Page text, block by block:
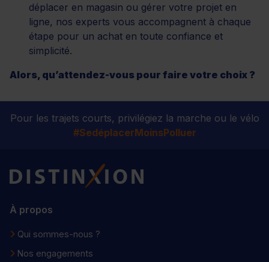
déplacer en magasin ou gérer votre projet en
ligne, nos experts vous accompagnent à chaque
étape pour un achat en toute confiance et
simplicité.
Alors, qu’attendez-vous pour faire votre choix ?
Pour les trajets courts, privilégiez la marche ou le vélo
#SedéplacerMoinsPolluer
Distinxion
À propos
Qui sommes-nous ?
Nos engagements